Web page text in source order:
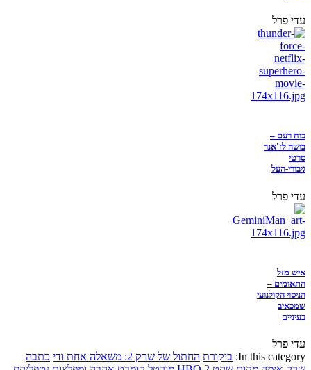
עדי פרל
כוח רעם –
בושה לז'אנר
סרטי
גיבורי-העל
עדי פרל
איש מזל
התאומים –
הניסוי הקולנועי
שמכאיב
בעיניים
עדי פרל
In this category: ביקורת החתול של שרק 2: משאלה אחת ודי
כתבה